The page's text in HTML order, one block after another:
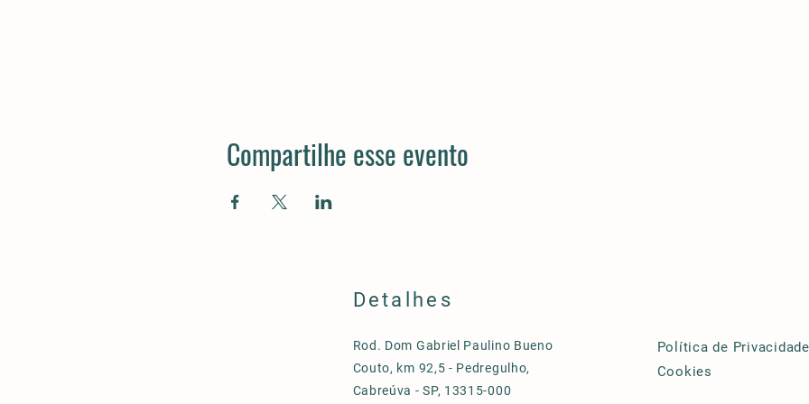
Compartilhe esse evento
Detalhes
Rod. Dom Gabriel Paulino Bueno
Couto, km 92,5 - Pedregulho,
Cabreúva - SP, 13315-000
Política de
Cookies